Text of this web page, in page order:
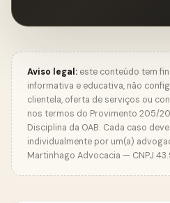
Aviso legal: este conteúdo tem
informativa e educativa, não
clientela, oferta de serviços ou
nos termos do Provimento 205/
Disciplina da OAB. Cada caso
individualmente por um(a)
Martinhago Advocacia — CNPJ